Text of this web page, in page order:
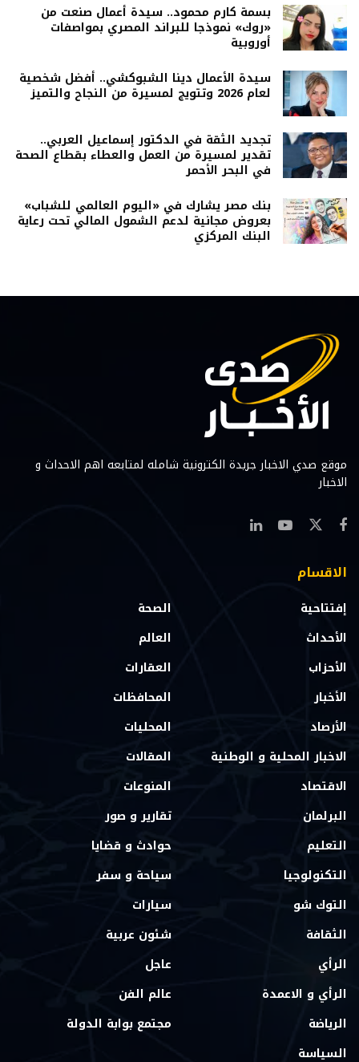
بسمة كارم محمود.. سيدة أعمال صنعت من
«روك» نموذجا للبراند المصري بمواصفات
أوروبية
سيدة الأعمال دينا الشبوكشي.. أفضل شخصية
لعام 2026 وتتويج لمسيرة من النجاح والتميز
تجديد الثقة في الدكتور إسماعيل العربي..
تقدير لمسيرة من العمل والعطاء بقطاع الصحة
في البحر الأحمر
بنك مصر يشارك في «اليوم العالمي للشباب»
بعروض مجانية لدعم الشمول المالي تحت رعاية
البنك المركزي
موقع صدي الاخبار جريدة الكترونية شامله لمتابعه اهم الاحداث و
الاخبار
الاقسام
إفتتاحية
الأحداث
الأحزاب
الأخبار
الأرصاد
الاخبار المحلية و الوطنية
الاقتصاد
البرلمان
التعليم
التكنولوجيا
التوك شو
الثقافة
الرأي
الرأي و الاعمدة
الرياضة
السياسة
الصحة
العالم
العقارات
المحافظات
المحليات
المقالات
المنوعات
تقارير و صور
حوادث و قضايا
سياحة و سفر
سيارات
شئون عربية
عاجل
عالم الفن
مجتمع بوابة الدولة